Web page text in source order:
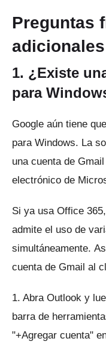
Preguntas
adicionales
1. ¿Existe
para
Google aún tiene
para Windows. La
una cuenta de
electrónico de
Si ya usa Office
admite el uso de
simultáneamente.
cuenta de Gmail al
1. Abra Outlook y
barra de
"+Agregar cuenta"